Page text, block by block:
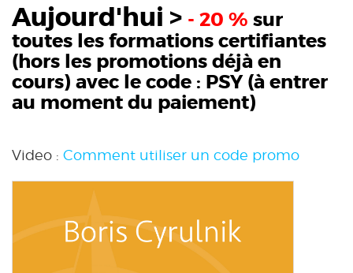
Aujourd'hui > - 20 % sur
toutes les formations certifiantes
(hors les promotions déjà en
cours) avec le code : PSY(à entrer
au moment du paiement)
Video : Comment utiliser un code promo